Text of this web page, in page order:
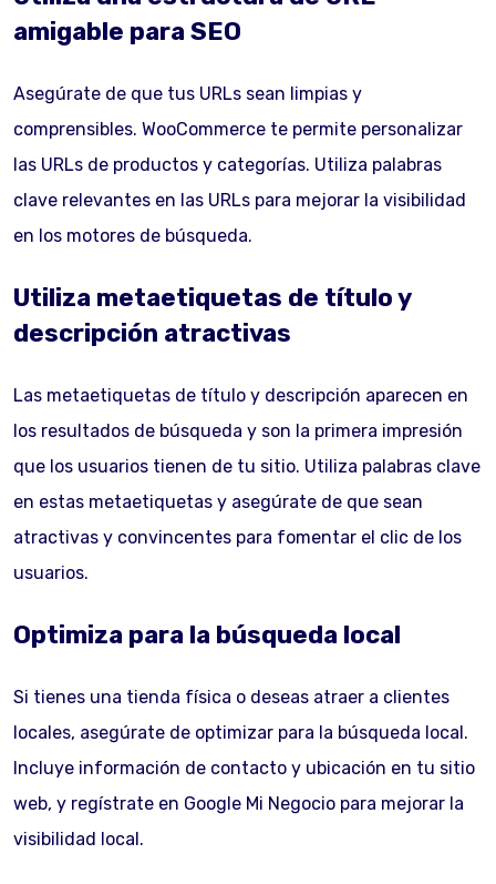
amigable para SEO
Asegúrate de que tus URLs sean limpias y
comprensibles. WooCommerce te permite personalizar
las URLs de productos y categorías. Utiliza palabras
clave relevantes en las URLs para mejorar la visibilidad
en los motores de búsqueda.
Utiliza metaetiquetas de título y
descripción atractivas
Las metaetiquetas de título y descripción aparecen en
los resultados de búsqueda y son la primera impresión
que los usuarios tienen de tu sitio. Utiliza palabras clave
en estas metaetiquetas y asegúrate de que sean
atractivas y convincentes para fomentar el clic de los
usuarios.
Optimiza para la búsqueda local
Si tienes una tienda física o deseas atraer a clientes
locales, asegúrate de optimizar para la búsqueda local.
Incluye información de contacto y ubicación en tu sitio
web, y regístrate en Google Mi Negocio para mejorar la
visibilidad local.